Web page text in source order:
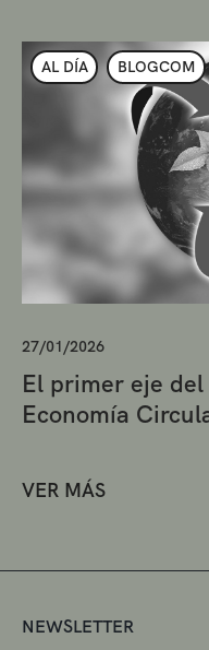
AL DÍA BLOGCOM
27/01/2026
El primer eje
Economía
VER MÁS
NEWSLETTER